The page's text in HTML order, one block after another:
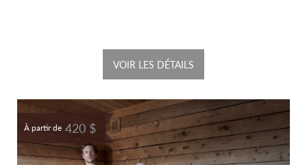
VOIR LES DÉTAILS
À partir de 420 $